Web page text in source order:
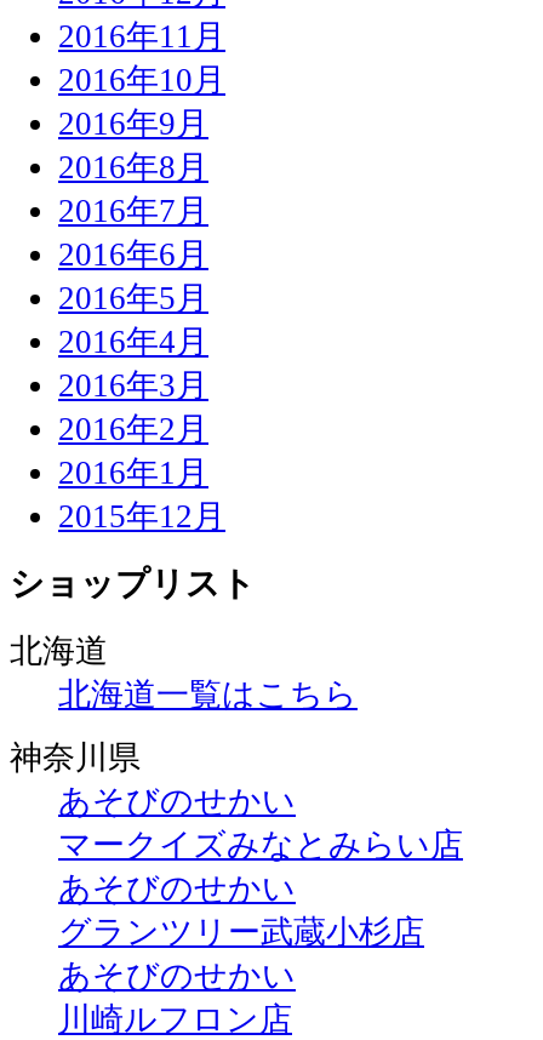
2016年11月
2016年10月
2016年9月
2016年8月
2016年7月
2016年6月
2016年5月
2016年4月
2016年3月
2016年2月
2016年1月
2015年12月
ショップリスト
北海道
北海道一覧はこちら
神奈川県
あそびのせかい
マークイズみなとみらい店
あそびのせかい
グランツリー武蔵小杉店
あそびのせかい
川崎ルフロン店